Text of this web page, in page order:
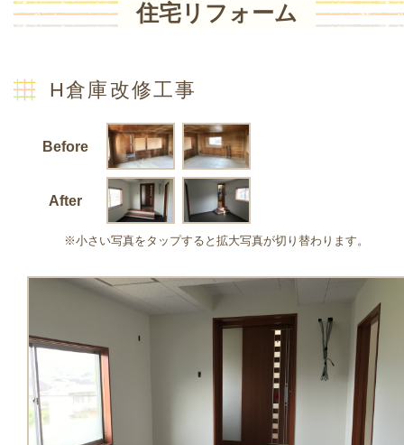
住宅リフォーム
H倉庫改修工事
Before
After
※小さい写真をタップすると拡大写真が切り替わります。